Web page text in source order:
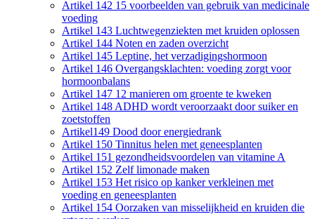
Artikel 142 15 voorbeelden van gebruik van medicinale
voeding
Artikel 143 Luchtwegenziekten met kruiden oplossen
Artikel 144 Noten en zaden overzicht
Artikel 145 Leptine, het verzadigingshormoon
Artikel 146 Overgangsklachten: voeding zorgt voor
hormoonbalans
Artikel 147 12 manieren om groente te kweken
Artikel 148 ADHD wordt veroorzaakt door suiker en
zoetstoffen
Artikel149 Dood door energiedrank
Artikel 150 Tinnitus helen met geneesplanten
Artikel 151 gezondheidsvoordelen van vitamine A
Artikel 152 Zelf limonade maken
Artikel 153 Het risico op kanker verkleinen met
voeding en geneesplanten
Artikel 154 Oorzaken van misselijkheid en kruiden die